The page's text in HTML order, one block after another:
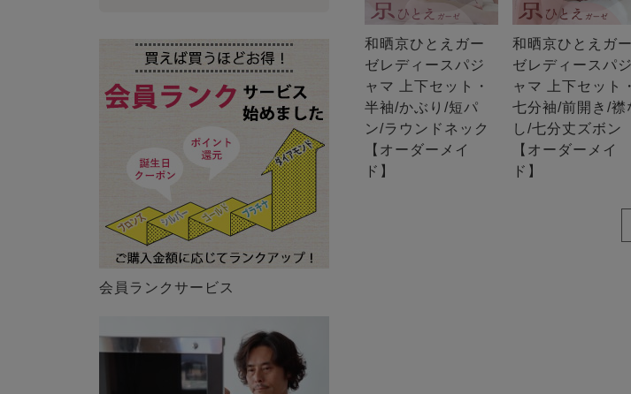
会員ランクサービス
和晒京ひとえガー
ゼレディースパジ
ャマ 上下セット・
半袖/かぶり/短パ
ン/ラウンドネック
【オーダーメイ
ド】
和晒京ひとえガー
ゼレディースパジ
ャマ 上下セット・
七分袖/前開き/襟
し/七分丈ズボン
【オーダーメイ
ド】